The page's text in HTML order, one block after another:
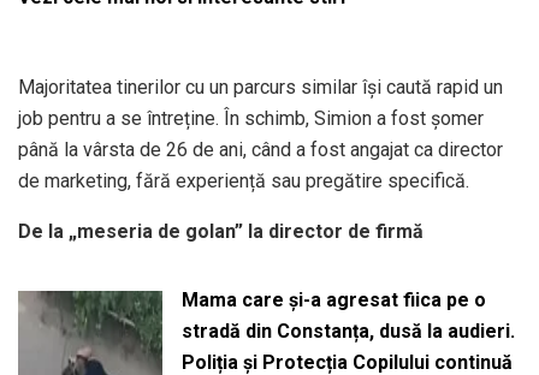
Majoritatea tinerilor cu un parcurs similar își caută rapid un
job pentru a se întreține. În schimb, Simion a fost șomer
până la vârsta de 26 de ani, când a fost angajat ca director
de marketing, fără experiență sau pregătire specifică.
De la „meseria de golan” la director de firmă
Mama care și-a agresat fiica pe o
stradă din Constanța, dusă la audieri.
Poliția și Protecția Copilului continuă